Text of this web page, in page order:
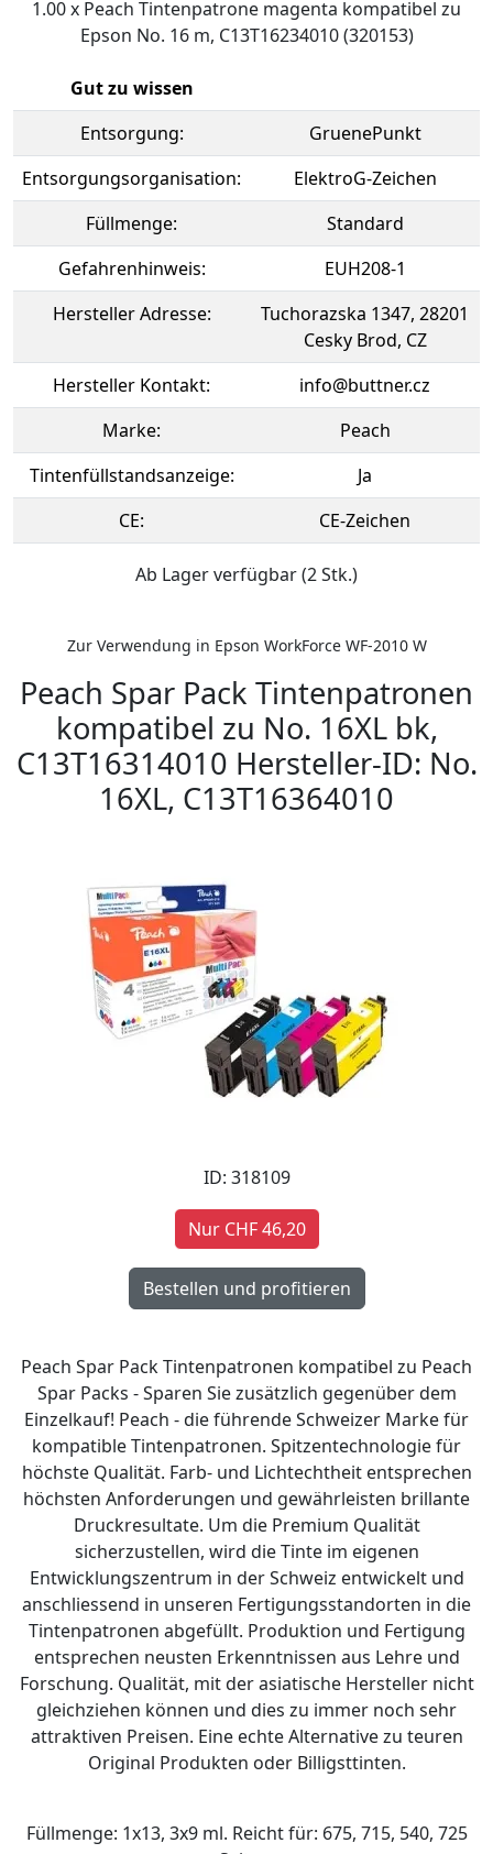
1.00 x Peach Tintenpatrone magenta kompatibel zu
Epson No. 16 m, C13T16234010 (320153)
Gut zu wissen
Entsorgung:
GruenePunkt
Entsorgungsorganisation:
ElektroG-Zeichen
Füllmenge:
Standard
Gefahrenhinweis:
EUH208-1
Hersteller Adresse:
Tuchorazska 1347, 28201
Cesky Brod, CZ
Hersteller Kontakt:
info@buttner.cz
Marke:
Peach
Tintenfüllstandsanzeige:
Ja
CE:
CE-Zeichen
Ab Lager verfügbar (2 Stk.)
Zur Verwendung in Epson WorkForce WF-2010 W
Peach Spar Pack Tintenpatronen
kompatibel zu No. 16XL bk,
C13T16314010 Hersteller-ID: No.
16XL, C13T16364010
ID: 318109
Nur CHF 46,20
Peach Spar Pack Tintenpatronen kompatibel zu Peach
Spar Packs - Sparen Sie zusätzlich gegenüber dem
Einzelkauf! Peach - die führende Schweizer Marke für
kompatible Tintenpatronen. Spitzentechnologie für
höchste Qualität. Farb- und Lichtechtheit entsprechen
höchsten Anforderungen und gewährleisten brillante
Druckresultate. Um die Premium Qualität
sicherzustellen, wird die Tinte im eigenen
Entwicklungszentrum in der Schweiz entwickelt und
anschliessend in unseren Fertigungsstandorten in die
Tintenpatronen abgefüllt. Produktion und Fertigung
entsprechen neusten Erkenntnissen aus Lehre und
Forschung. Qualität, mit der asiatische Hersteller nicht
gleichziehen können und dies zu immer noch sehr
attraktiven Preisen. Eine echte Alternative zu teuren
Original Produkten oder Billigsttinten.
Füllmenge: 1x13, 3x9 ml. Reicht für: 675, 715, 540, 725